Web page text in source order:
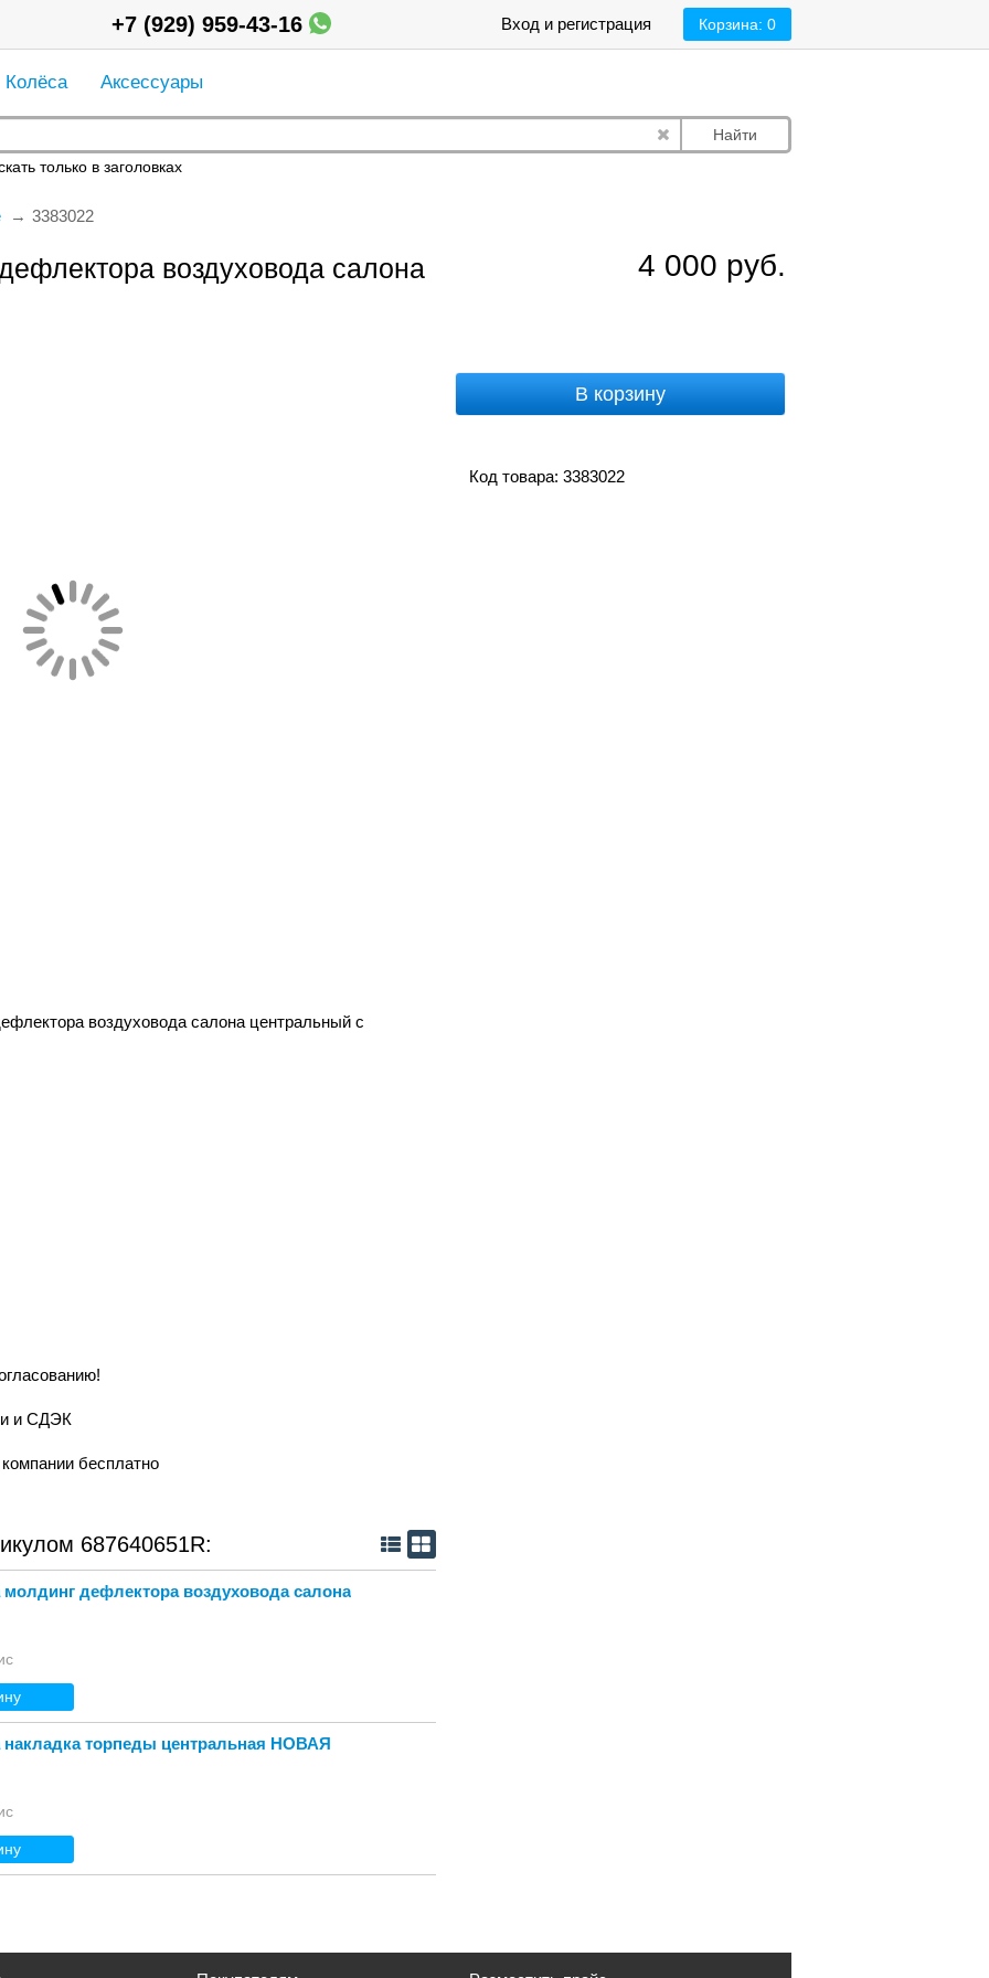
Корзина: 0
Вход и регистрация
+7 (929) 959-43-16
Колёса Аксессуары
Найти
только в заголовках
3383022
воздуховода салона
4 000 руб.
В корзину
Код товара: 3383022
воздуховода салона центральный с
и СДЭК
бесплатно
687640651R:
молдинг дефлектора воздуховода салона
накладка торпеды центральная НОВАЯ